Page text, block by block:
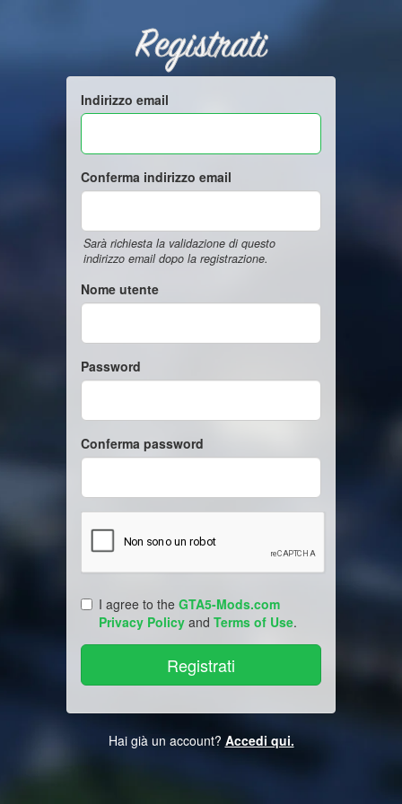
Registrati
Indirizzo email
Conferma indirizzo email
Sarà richiesta la validazione di questo
indirizzo email dopo la registrazione.
Nome utente
Password
Conferma password
I agree to the GTA5-Mods.com
Privacy Policy and Terms of Use.
Hai già un account? Accedi qui.